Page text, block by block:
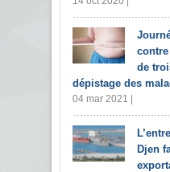
de
dépistage des
04 mar 2021 |
Djen